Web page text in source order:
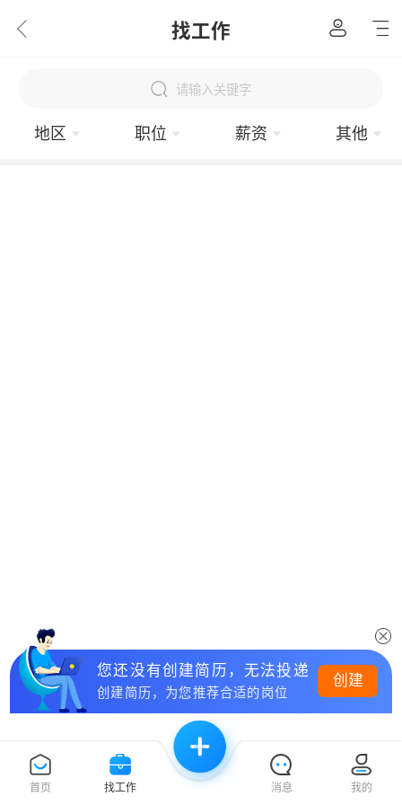
找工作
请输入关键字
地区 职位 薪资 其他
首页 找工作 消息 我的
您还没有创建简历，无法投递
创建简历，为您推荐合适的岗位
创建